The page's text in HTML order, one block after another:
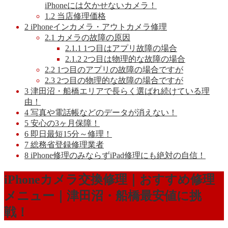
iPhoneには欠かせないカメラ！
1.2 当店修理価格
2 iPhoneインカメラ・アウトカメラ修理
2.1 カメラの故障の原因
2.1.1 1つ目はアプリ故障の場合
2.1.2 2つ目は物理的な故障の場合
2.2 1つ目のアプリの故障の場合ですが
2.3 2つ目の物理的な故障の場合ですが
3 津田沼・船橋エリアで長らく選ばれ続けている理
由！
4 写真や電話帳などのデータが消えない！
5 安心の3ヶ月保障！
6 即日最短15分～修理！
7 総務省登録修理業者
8 iPhone修理のみならずiPad修理にも絶対の自信！
iPhoneカメラ交換修理｜おすすめ修理
メニュー｜津田沼・船橋最安値に挑
戦！